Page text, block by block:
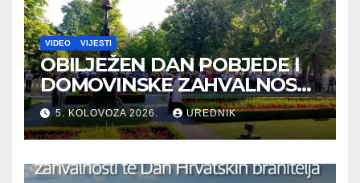
VIDEO VIJESTI
OBILJEŽEN DAN POBJEDE I
DOMOVINSKE ZAHVALNOSTI
TE DAN HRVATSKIH
BRANITELJA
5. KOLOVOZA 2026. UREDNIK